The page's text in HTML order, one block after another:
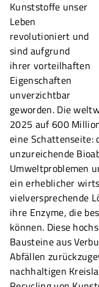
Kunststoffe unser
Leben
revolutioniert und
sind aufgrund
ihrer vorteilhaften
Eigenschaften
unverzichtbar
geworden. Die
2025 auf 600
eine Schattenseite:
unzureichende
Umweltproblemen
ein erheblicher
vielversprechende
ihre Enzyme, die
können. Diese
Bausteine aus
Abfällen
nachhaltigen